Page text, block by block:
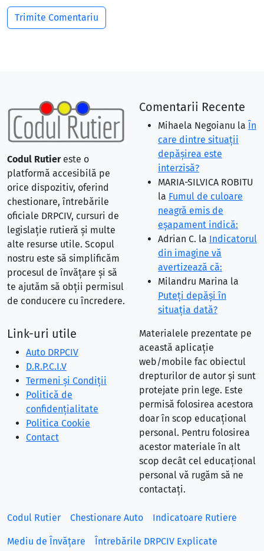
Codul Rutiereste o
platformă accesibilă pe
orice dispozitiv, oferind
chestionare, întrebările
oficiale DRPCIV, cursuri de
legislație rutieră și multe
alte resurse utile. Scopul
nostru este să simplificăm
procesul de învățare și să
te ajutăm să obții permisul
de conducere cu încredere.
Comentarii Recente
Mihaela Negoianu la În
care dintre situaţii
depăşirea este
interzisă?
MARIA-SILVICA ROBITU
la Fumul de culoare
neagră emis de
eşapament indică:
Adrian C. la Indicatorul
din imagine vă
avertizează că:
Milandru Marina la
Puteţi depăşi în
situaţia dată?
Link-uri utile
Auto DRPCIV
D.R.P.C.I.V
Termeni și Condiții
Politică de
confidențialitate
Politica Cookie
Contact
Materialele prezentate pe
această aplicație
web/mobile fac obiectul
drepturilor de autor și sunt
protejate prin lege. Este
permisă folosirea acestora
doar în scop educațional
personal. Pentru folosirea
acestor materiale în alt
scop decât cel educațional
personal vă rugăm să ne
contactați.
Codul Rutier Chestionare Auto Indicatoare Rutiere
Mediu de Învățare Întrebările DRPCIV Explicate